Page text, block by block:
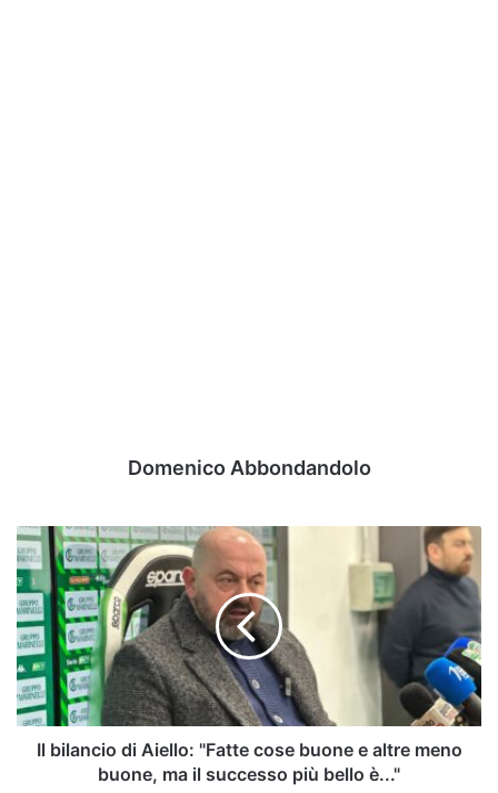
Domenico Abbondandolo
Il
bilancio
di
Aiello:
"Fatte
cose
buone
e
altre
menoIl bilancio di Aiello: "Fatte cose buone e altre meno
buone, ma il successo più bello è..."